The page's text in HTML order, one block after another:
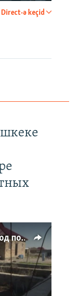
Direct-ə keçid
Погром в темноте: в Бишкеке под покровом ночи неизвестные на тракторе снесли три десятка частных домов